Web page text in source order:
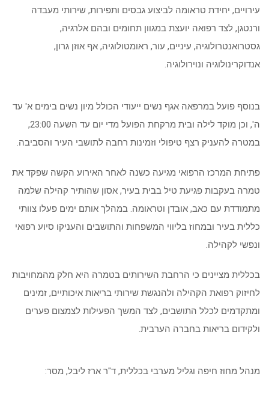
עירויים, יחידת טראומה לביצוע גבסים ותפירות, שירותי מעבדה
ורנטגן, לצד רפואה יועצת במגוון תחומים ובהם אלרגיה,
גסטרואנטרולוגיה, עיניים, עור, ראומטולוגיה, אף אוזן גרון,
אנדוקרינולוגיה ונוירולוגיה.
בנוסף פועל במרפאה אגף נשים ייעודי הכולל מיון נשים בימים א' עד
ה', וכן מוקד לילה ובית מרקחת הפועל מדי יום עד השעה 23:00,
במטרה להעניק רצף טיפולי וזמינות רחבה לתושבי העיר והסביבה.
פתיחת המרכז הרפואי מגיעה כשנה לאחר האירוע הקשה שפקד את
טמרה בעקבות פגיעת טיל בבית בעיר, אסון שהותיר קהילה שלמה
מתמודדת עם כאב, אובדן וטראומה. במהלך אותם ימים פעלו צוותי
כללית בעיר ובמחוז בליווי המשפחות והתושבים והעניקו סיוע רפואי
ונפשי לקהילה.
בכללית מציינים כי הרחבת השירותים בטמרה היא חלק מהמחויבות
לחיזוק רפואת הקהילה ולהנגשת שירותי בריאות איכותיים, זמינים
ומתקדמים לכלל התושבים, לצד המשך הפעילות לצמצום פערים
ולקידום בריאות בחברה הערבית.
מנהל מחוז חיפה וגליל מערבי בכללית, ד"ר ארז ליבל, מסר: